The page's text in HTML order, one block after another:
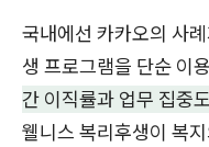
국내에선 카카오의 사
생 프로그램을 단순 이
간 이직률과 업무 집중
웰니스 복리후생이 복